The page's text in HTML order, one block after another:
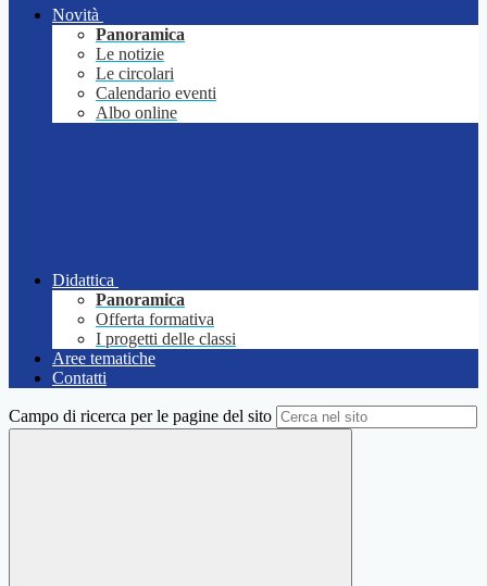
Novità
Panoramica
Le notizie
Le circolari
Calendario eventi
Albo online
Didattica
Panoramica
Offerta formativa
I progetti delle classi
Aree tematiche
Contatti
Campo di ricerca per le pagine del sito